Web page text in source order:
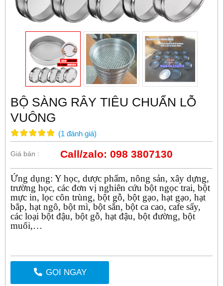
BỘ SÀNG RÂY TIÊU CHUẨN LỖ
VUÔNG
(1 đánh giá)
Giá bán : Call/zalo: 098 3807130
Ứng dụng: Y học, dược phẩm, nông sản, xây dựng,
trường học, các đơn vị nghiên cứu bột ngọc trai, bột
mực in, lọc côn trùng, bột gỗ, bột gạo, hạt gạo, hạt
bắp, hạt ngô, bột mì, bột sắn, bột ca cao, cafe sấy,
các loại bột đậu, bột gỗ, hạt đậu, bột đường, bột
muối,…
GỌI NGAY